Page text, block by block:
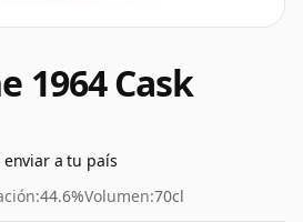
1964 Cask
a tu país
44.6%Volumen:70cl